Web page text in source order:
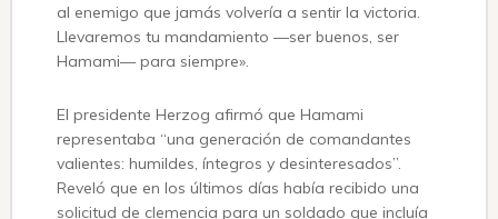
al enemigo que jamás volvería a sentir la victoria.
Llevaremos tu mandamiento —ser buenos, ser
Hamami— para siempre».
El presidente Herzog afirmó que Hamami
representaba “una generación de comandantes
valientes: humildes, íntegros y desinteresados”.
Reveló que en los últimos días había recibido una
solicitud de clemencia para un soldado que incluía